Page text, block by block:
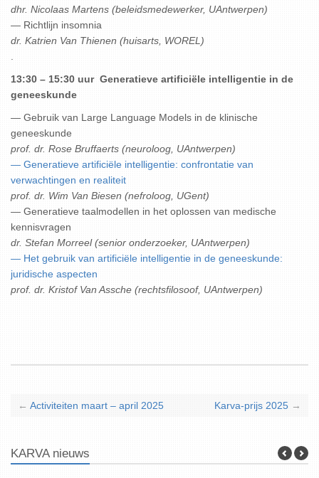
dhr. Nicolaas Martens (beleidsmedewerker, UAntwerpen)
— Richtlijn insomnia
dr. Katrien Van Thienen (huisarts, WOREL)
13:30 – 15:30 uur Generatieve artificiële intelligentie in de
geneeskunde
— Gebruik van Large Language Models in de klinische
geneeskunde
prof. dr. Rose Bruffaerts (neuroloog, UAntwerpen)
— Generatieve artificiële intelligentie: confrontatie van
verwachtingen en realiteit
prof. dr. Wim Van Biesen (nefroloog, UGent)
— Generatieve taalmodellen in het oplossen van medische
kennisvragen
dr. Stefan Morreel (senior onderzoeker, UAntwerpen)
— Het gebruik van artificiële intelligentie in de geneeskunde:
juridische aspecten
prof. dr. Kristof Van Assche (rechtsfilosoof, UAntwerpen)
← Activiteiten maart – april 2025 Karva-prijs 2025 →
KARVA nieuws